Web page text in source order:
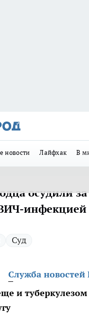
новости Лайфхак В
осудили за
Суд
Служба
и туберкулезом